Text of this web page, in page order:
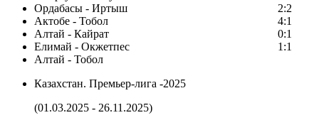
Ордабасы - Иртыш
2:2
Актобе - Тобол
4:1
Алтай - Кайрат
0:1
Елимай - Окжетпес
1:1
Алтай - Тобол
Казахстан. Премьер-лига -2025
(01.03.2025 - 26.11.2025)